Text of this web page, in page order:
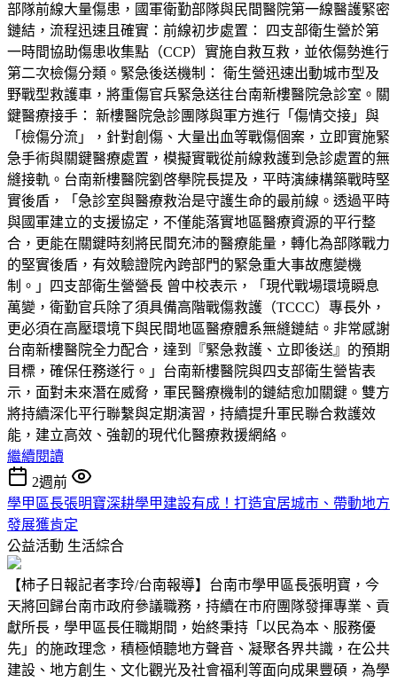
部隊前線大量傷患，國軍衛勤部隊與民間醫院第一線醫護緊密
鏈結，流程迅速且確實：前線初步處置： 四支部衛生營於第
一時間協助傷患收集點（CCP）實施自救互救，並依傷勢進行
第二次檢傷分類。緊急後送機制： 衛生營迅速出動城市型及
野戰型救護車，將重傷官兵緊急送往台南新樓醫院急診室。關
鍵醫療接手： 新樓醫院急診團隊與軍方進行「傷情交接」與
「檢傷分流」，針對創傷、大量出血等戰傷個案，立即實施緊
急手術與關鍵醫療處置，模擬實戰從前線救護到急診處置的無
縫接軌。台南新樓醫院劉啓擧院長提及，平時演練構築戰時堅
實後盾，「急診室與醫療救治是守護生命的最前線。透過平時
與國軍建立的支援協定，不僅能落實地區醫療資源的平行整
合，更能在關鍵時刻將民間充沛的醫療能量，轉化為部隊戰力
的堅實後盾，有效驗證院內跨部門的緊急重大事故應變機
制。」四支部衛生營營長 曾中校表示，「現代戰場環境瞬息
萬變，衛勤官兵除了須具備高階戰傷救護（TCCC）專長外，
更必須在高壓環境下與民間地區醫療體系無縫鏈結。非常感謝
台南新樓醫院全力配合，達到『緊急救護、立即後送』的預期
目標，確保任務遂行。」台南新樓醫院與四支部衛生營皆表
示，面對未來潛在威脅，軍民醫療機制的鏈結愈加關鍵。雙方
將持續深化平行聯繫與定期演習，持續提升軍民聯合救護效
能，建立高效、強韌的現代化醫療救援網絡。
繼續閱讀
2週前
學甲區長張明寶深耕學甲建設有成！打造宜居城市、帶動地方
發展獲肯定
公益活動 生活綜合
【柿子日報記者李玲/台南報導】台南市學甲區長張明寶，今
天將回歸台南市政府參議職務，持續在市府團隊發揮專業、貢
獻所長，學甲區長任職期間，始終秉持「以民為本、服務優
先」的施政理念，積極傾聽地方聲音、凝聚各界共識，在公共
建設、地方創生、文化觀光及社會福利等面向成果豐碩，為學